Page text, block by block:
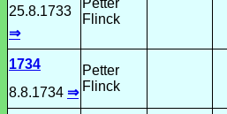
25.8.1733
⇒
Flinck
1734
8.8.1734 ⇒
Petter
Flinck